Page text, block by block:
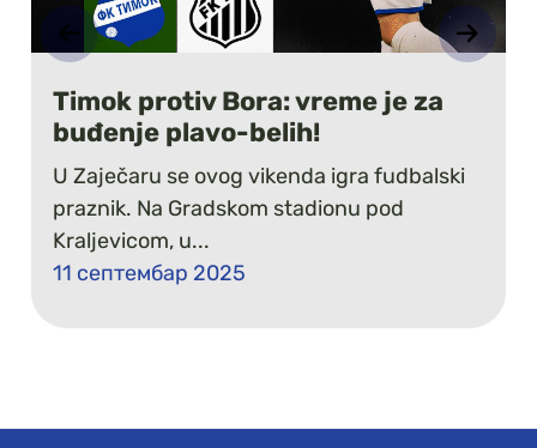
Timok protiv Bora: vreme je za
buđenje plavo-belih!
U Zaječaru se ovog vikenda igra fudbalski
praznik. Na Gradskom stadionu pod
Kraljevicom, u...
11 септембар 2025